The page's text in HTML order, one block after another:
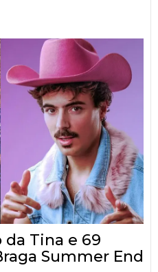
da Tina e 69
Summer End